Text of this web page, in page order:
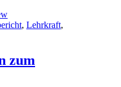
, Lehrkraft,
zum